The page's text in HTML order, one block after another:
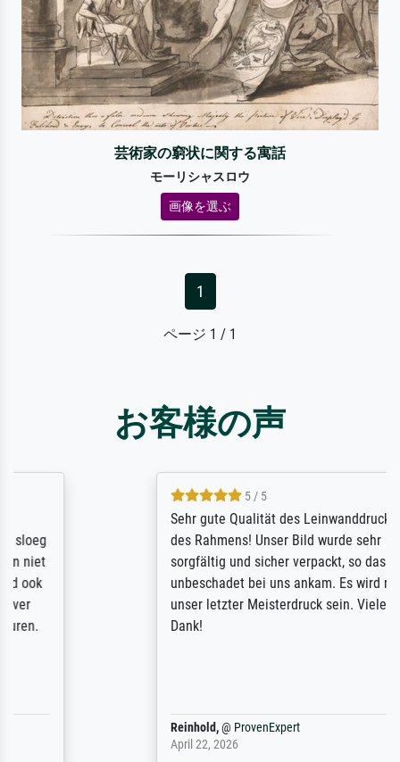
芸術家の窮状に関する寓話
モーリシャスロウ
画像を選ぶ
1
ページ 1 / 1
お客様の声
Sehr gute Qualität des Leinwanddrucks und
des Rahmens! Unser Bild wurde sehr
sorgfältig und sicher verpackt, so dass es
unbeschadet bei uns ankam. Es wird nicht
unser letzter Meisterdruck sein. Vielen
ProvenExpert